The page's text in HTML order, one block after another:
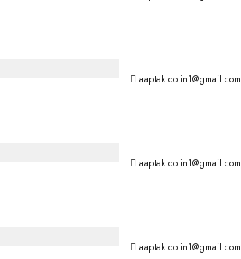
aaptak.co.in1@gmail.com
aaptak.co.in1@gmail.com
aaptak.co.in1@gmail.com